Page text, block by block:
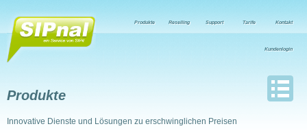
Produkte Reselling Support Tarife Kontakt
Kundenlogin
Produkte
Innovative Dienste und Lösungen zu erschwinglichen Preisen